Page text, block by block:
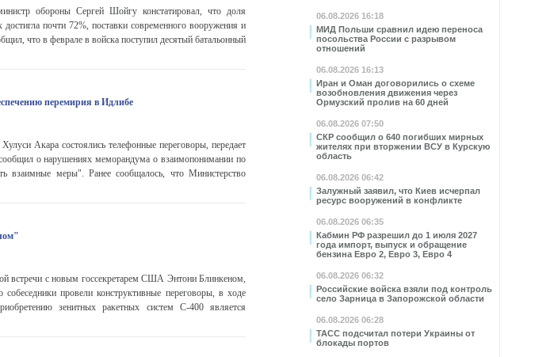
06.08.2026 16:18
МИД Польши сравнил идею переноса
посольства России с разрывом
отношений
06.08.2026 16:13
Иран и Оман договорились о схеме
возобновления движения через
Ормузский пролив на 60 дней
06.08.2026 07:50
СКР сообщил о 640 погибших мирных
жителях при вторжении ВСУ в Курскую
область
06.08.2026 06:42
Залужный заявил, что Киев исчерпал
ресурс вооружений в конфликте
06.08.2026 06:35
Кабмин РФ разрешил до 1 июля 2027
года импорт, выпуск и обращение
бензина Евро 2, Евро 3, Евро 4
06.08.2026 06:32
Российские войска взяли под контроль
село Зарница в Запорожской области
06.08.2026 06:28
ТАСС подсчитал потери Украины от
блокады портов
обороны Сергей Шойгу констатировал, что доля
почти 72%, поставки современного вооружения и
что в феврале в войска поступил десятый батальонный
перемирия в Идлибе
Акара состоялись телефонные переговоры, передает
о нарушениях меморандума о взаимопонимании по
взаимные меры". Ранее сообщалось, что Министерство
встречи с новым госсекретарем США Энтони Блинкеном,
провели конструктивные переговоры, в ходе
зенитных ракетных систем С-400 является